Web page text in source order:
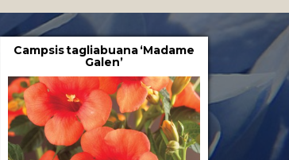
Campsis tagliabuana ‘Madame
Galen’